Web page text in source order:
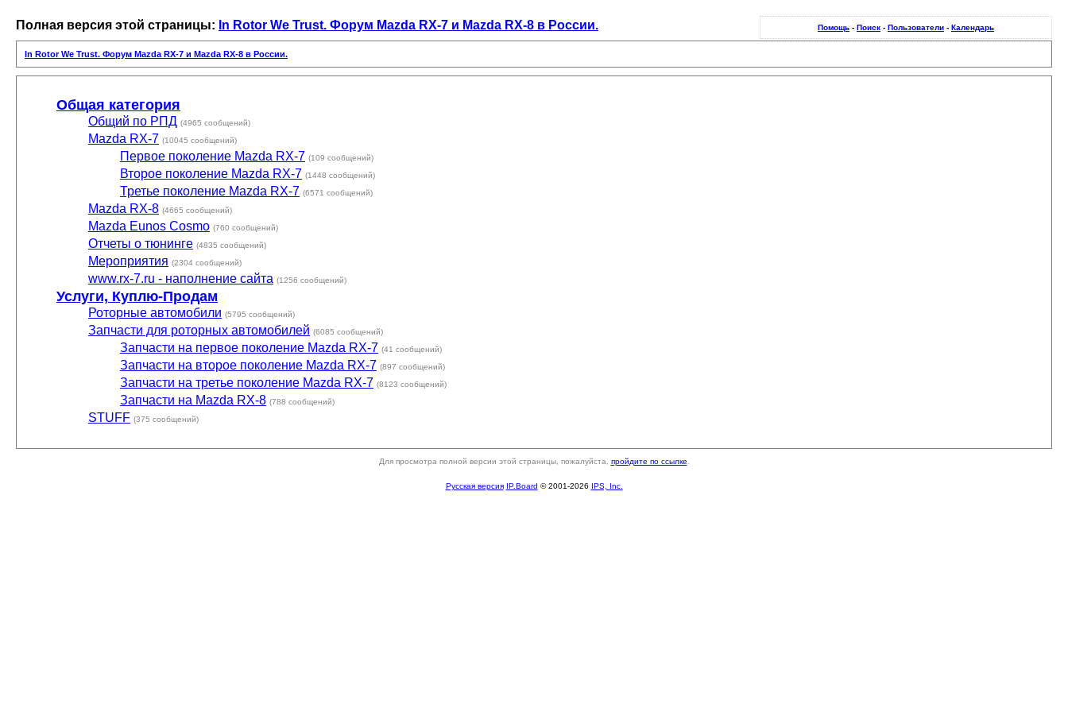
Помощь - Поиск - Пользователи - Календарь
Полная версия этой страницы: In Rotor We Trust. Форум Mazda RX-7 и Mazda RX-8 в России.
In Rotor We Trust. Форум Mazda RX-7 и Mazda RX-8 в России.
Общая категория
Общий по РПД (4965 сообщений)
Mazda RX-7 (10045 сообщений)
Первое поколение Mazda RX-7 (109 сообщений)
Второе поколение Mazda RX-7 (1448 сообщений)
Третье поколение Mazda RX-7 (6571 сообщений)
Mazda RX-8 (4665 сообщений)
Mazda Eunos Cosmo (760 сообщений)
Отчеты о тюнинге (4835 сообщений)
Мероприятия (2304 сообщений)
www.rx-7.ru - наполнение сайта (1256 сообщений)
Услуги, Куплю-Продам
Роторные автомобили (5795 сообщений)
Запчасти для роторных автомобилей (6085 сообщений)
Запчасти на первое поколение Mazda RX-7 (41 сообщений)
Запчасти на второе поколение Mazda RX-7 (897 сообщений)
Запчасти на третье поколение Mazda RX-7 (8123 сообщений)
Запчасти на Mazda RX-8 (788 сообщений)
STUFF (375 сообщений)
Для просмотра полной версии этой страницы, пожалуйста, пройдите по ссылке
Русская версия IP.Board © 2001-2026 IPS, Inc.